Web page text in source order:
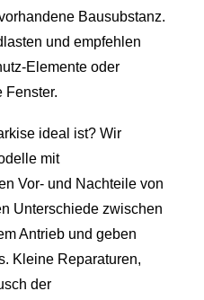
Bausubstanz.
und empfehlen
Elemente oder
Fenster.
ideal ist? Wir
mit
Vor- und Nachteile von
Unterschiede zwischen
Antrieb und geben
Kleine Reparaturen,
der